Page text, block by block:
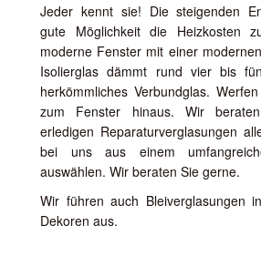
Jeder kennt sie! Die steigenden
gute Möglichkeit die Heizkosten
moderne Fenster mit einer
Isolierglas dämmt rund vier bis
herkömmliches Verbundglas.
zum Fenster hinaus. Wir
erledigen Reparaturverglasungen
bei uns aus einem
auswählen. Wir beraten Sie gerne.
Wir führen auch Bleiverglasungen
Dekoren aus.